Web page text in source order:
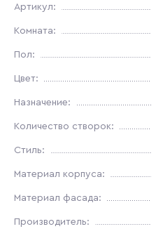
Артикул:
Комната:
Пол:
Цвет:
Назначение:
Количество створок:
Стиль:
Материал корпуса:
Материал фасада:
Производитель: